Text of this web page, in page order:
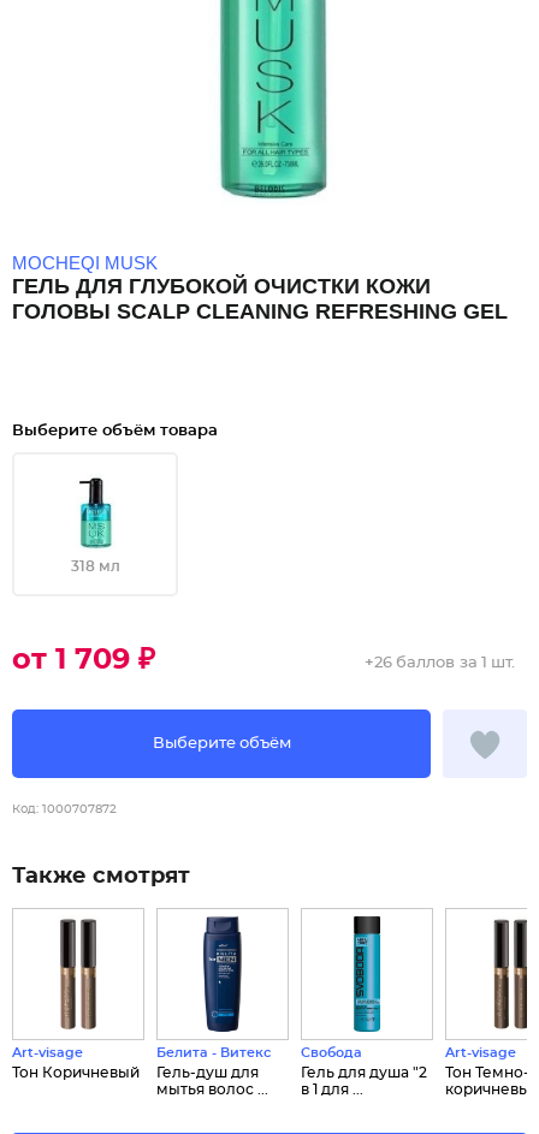
MOCHEQI MUSK
ГЕЛЬ ДЛЯ ГЛУБОКОЙ ОЧИСТКИ КОЖИ
ГОЛОВЫ SCALP CLEANING REFRESHING GEL
Выберите объём товара
318 мл
от 1 709 ₽
Выберите объём
+26 баллов за 1 шт.
Код: 1000707872
Также смотрят
Art-visage
Тон Коричневый
Белита - Витекс
Гель-душ для
мытья волос ...
Свобода
Гель для душа "2
в 1 для ...
Art-visage
Тон Темно-